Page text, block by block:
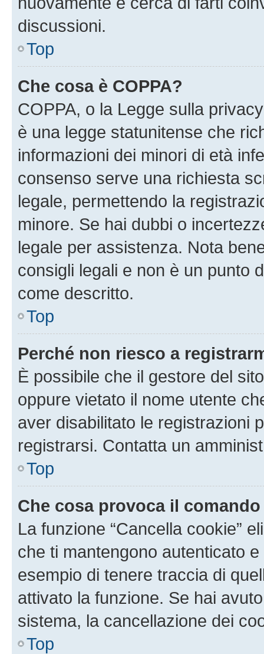
discussioni.
Top
Che cosa è COPPA?
COPPA, o la Legge sulla
è una legge statunitense che
informazioni dei minori di età
consenso serve una richiesta
legale, permettendo la
minore. Se hai dubbi o
legale per assistenza. Nota
consigli legali e non è un punto
come descritto.
Top
Perché non riesco a
È possibile che il gestore del
oppure vietato il nome utente
aver disabilitato le registrazioni
registrarsi. Contatta un
Top
Che cosa provoca il
La funzione “Cancella cookie”
che ti mantengono autenticato
esempio di tenere traccia di
attivato la funzione. Se hai
sistema, la cancellazione dei
Top